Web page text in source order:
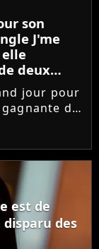
de
TF1 qui
son
J'me
deux
jour pour
de
fait ses
dans
publiant
un
que la
avec...
est de
des